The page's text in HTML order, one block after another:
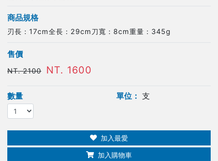
商品規格
刃長：17cm全長：29cm刀寬：8cm重量：345g
售價
NT. 2100 NT. 1600
數量 單位： 支
加入最愛
加入購物車